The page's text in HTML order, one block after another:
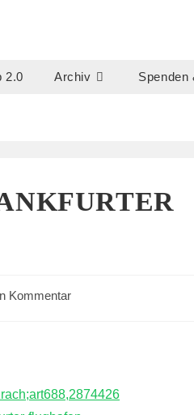
2.0 Archiv Spenden
Kommentar